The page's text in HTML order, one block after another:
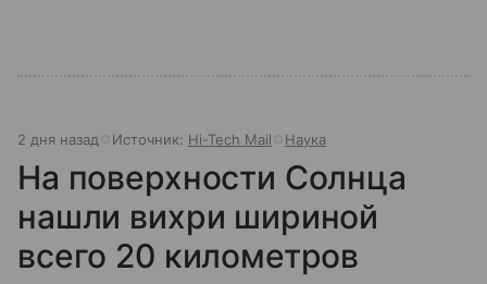
2 дня назад Источник: Hi-Tech Mail Наука
На поверхности Солнца
нашли вихри шириной
всего 20 километров